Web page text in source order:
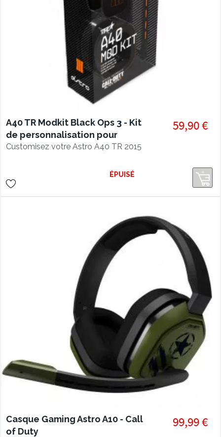
A40 TR Modkit Black Ops 3 - Kit
de personnalisation pour
casque A40 TR
Customisez votre Astro A40 TR 2015
59,90 €
ÉPUISÉ
Casque Gaming Astro A10 - Call
of Duty
99,99 €